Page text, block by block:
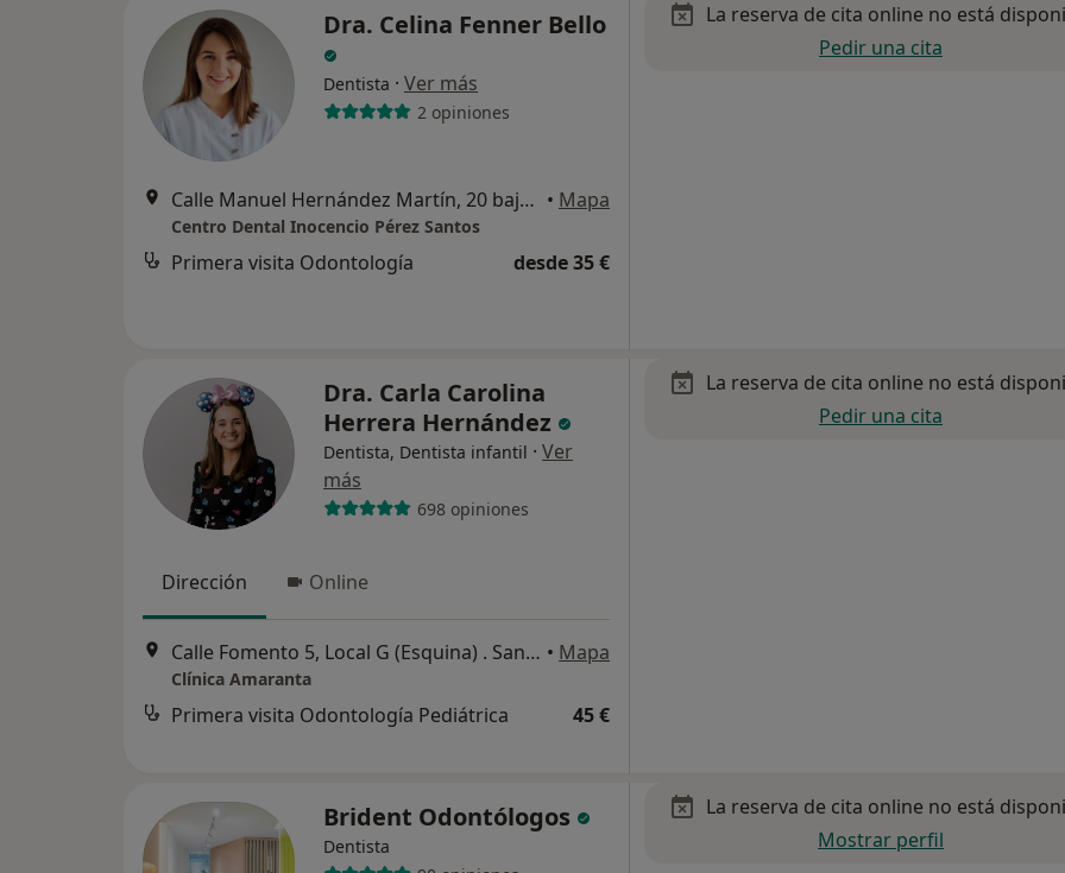
Dra. Celina Fenner Bello
Dentista · Ver más
2 opiniones
Calle Manuel Hernández Martín, 20 bajo, San Cristóbal de la Laguna • Mapa
Centro Dental Inocencio Pérez Santos
Primera visita Odontología desde 35 €
La reserva de cita online no está
Pedir una cita
Dra. Carla Carolina
Herrera Hernández
Dentista, Dentista infantil · Ver
más
698 opiniones
Dirección Online
Calle Fomento 5, Local G (Esquina) . Santa Cruz de Tenerife 38003 Santa Cruz de Tenerife, Santa Cruz de Tenerife • Mapa
Clínica Amaranta
Primera visita Odontología Pediátrica 45 €
La reserva de cita online no está
Pedir una cita
Brident Odontólogos
Dentista
La reserva de cita online no está
Mostrar perfil